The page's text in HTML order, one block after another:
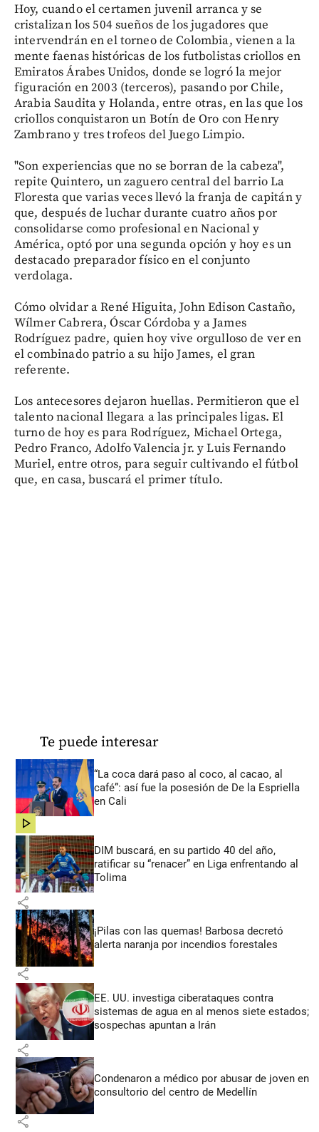
Hoy, cuando el certamen juvenil arranca y se
cristalizan los 504 sueños de los jugadores que
intervendrán en el torneo de Colombia, vienen a la
mente faenas históricas de los futbolistas criollos en
Emiratos Árabes Unidos, donde se logró la mejor
figuración en 2003 (terceros), pasando por Chile,
Arabia Saudita y Holanda, entre otras, en las que los
criollos conquistaron un Botín de Oro con Henry
Zambrano y tres trofeos del Juego Limpio.
"Son experiencias que no se borran de la cabeza",
repite Quintero, un zaguero central del barrio La
Floresta que varias veces llevó la franja de capitán y
que, después de luchar durante cuatro años por
consolidarse como profesional en Nacional y
América, optó por una segunda opción y hoy es un
destacado preparador físico en el conjunto
verdolaga.
Cómo olvidar a René Higuita, John Edison Castaño,
Wílmer Cabrera, Óscar Córdoba y a James
Rodríguez padre, quien hoy vive orgulloso de ver en
el combinado patrio a su hijo James, el gran
referente.
Los antecesores dejaron huellas. Permitieron que el
talento nacional llegara a las principales ligas. El
turno de hoy es para Rodríguez, Michael Ortega,
Pedro Franco, Adolfo Valencia jr. y Luis Fernando
Muriel, entre otros, para seguir cultivando el fútbol
que, en casa, buscará el primer título.
Te puede interesar
“La coca dará paso al coco, al cacao, al
café”: así fue la posesión de De la Espriella
en Cali
share
DIM buscará, en su partido 40 del año,
ratificar su “renacer” en Liga enfrentando al
Tolima
share
¡Pilas con las quemas! Barbosa decretó
alerta naranja por incendios forestales
share
EE. UU. investiga ciberataques contra
sistemas de agua en al menos siete estados;
sospechas apuntan a Irán
share
Condenaron a médico por abusar de joven en
consultorio del centro de Medellín
share